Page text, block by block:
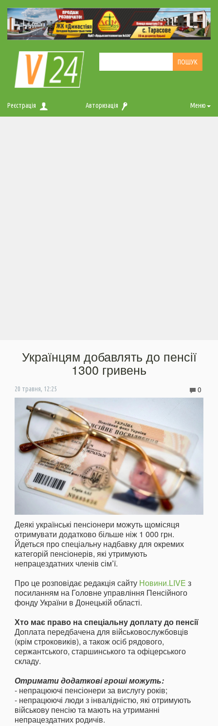
Реєстрація Авторизація Меню
Українцям добавлять до пенсії
1300 гривень
20 травня, 12:25 0
Деякі українські пенсіонери можуть щомісяця
отримувати додатково більше ніж 1 000 грн.
Йдеться про спеціальну надбавку для окремих
категорій пенсіонерів, які утримують
непрацездатних членів сім’ї.
Про це розповідає редакція сайту Новини.LIVE з
посиланням на Головне управління Пенсійного
фонду України в Донецькій області.
Хто має право на спеціальну доплату до пенсії
Доплата передбачена для військовослужбовців
(крім строковиків), а також осіб рядового,
сержантського, старшинського та офіцерського
складу.
Отримати додаткові гроші можуть:
- непрацюючі пенсіонери за вислугу років;
- непрацюючі люди з інвалідністю, які отримують
військову пенсію та мають на утриманні
непрацездатних родичів.